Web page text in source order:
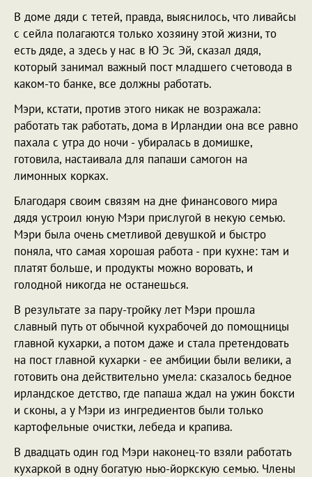
В доме дяди с тетей, правда, выяснилось, что ливайсы
с сейла полагаются только хозяину этой жизни, то
есть дяде, а здесь у нас в Ю Эс Эй, сказал дядя,
который занимал важный пост младшего счетовода в
каком-то банке, все должны работать.
Мэри, кстати, против этого никак не возражала:
работать так работать, дома в Ирландии она все равно
пахала с утра до ночи - убиралась в домишке,
готовила, настаивала для папаши самогон на
лимонных корках.
Благодаря своим связям на дне финансового мира
дядя устроил юную Мэри прислугой в некую семью.
Мэри была очень сметливой девушкой и быстро
поняла, что самая хорошая работа - при кухне: там и
платят больше, и продукты можно воровать, и
голодной никогда не останешься.
В результате за пару-тройку лет Мэри прошла
славный путь от обычной кухрабочей до помощницы
главной кухарки, а потом даже и стала претендовать
на пост главной кухарки - ее амбиции были велики, а
готовить она действительно умела: сказалось бедное
ирландское детство, где папаша ждал на ужин боксти
и сконы, а у Мэри из ингредиентов были только
картофельные очистки, лебеда и крапива.
В двадцать один год Мэри наконец-то взяли работать
кухаркой в одну богатую нью-йоркскую семью. Члены